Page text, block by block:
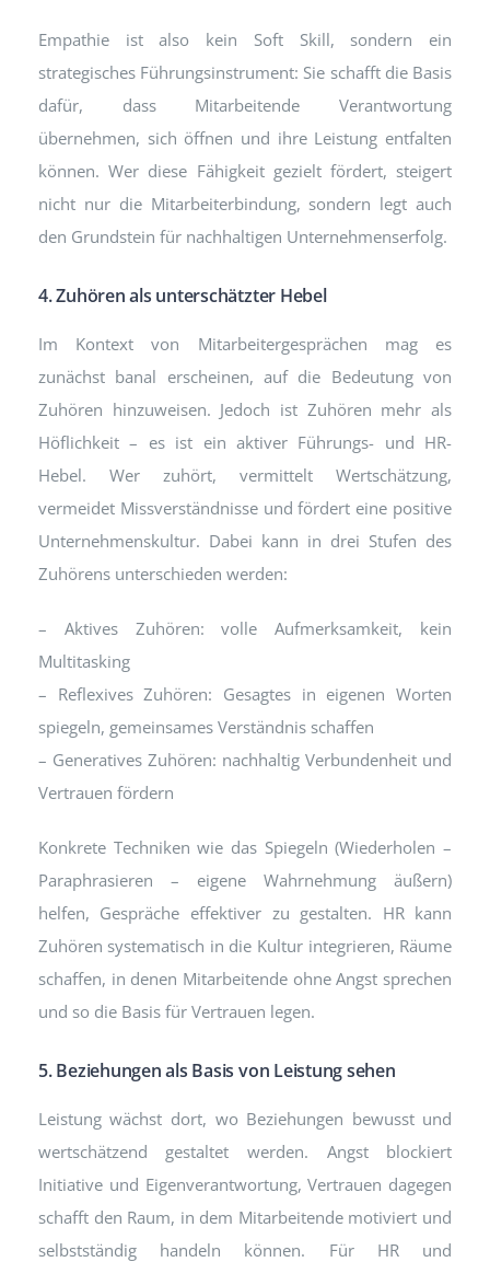
Empathie ist also kein Soft Skill, sondern ein
strategisches Führungsinstrument: Sie schafft die Basis
dafür, dass Mitarbeitende Verantwortung
übernehmen, sich öffnen und ihre Leistung entfalten
können. Wer diese Fähigkeit gezielt fördert, steigert
nicht nur die Mitarbeiterbindung, sondern legt auch
den Grundstein für nachhaltigen Unternehmenserfolg.
4. Zuhören als unterschätzter Hebel
Im Kontext von Mitarbeitergesprächen mag es
zunächst banal erscheinen, auf die Bedeutung von
Zuhören hinzuweisen. Jedoch ist Zuhören mehr als
Höflichkeit – es ist ein aktiver Führungs- und HR-
Hebel. Wer zuhört, vermittelt Wertschätzung,
vermeidet Missverständnisse und fördert eine positive
Unternehmenskultur. Dabei kann in drei Stufen des
Zuhörens unterschieden werden:
– Aktives Zuhören: volle Aufmerksamkeit, kein
Multitasking
– Reflexives Zuhören: Gesagtes in eigenen Worten
spiegeln, gemeinsames Verständnis schaffen
– Generatives Zuhören: nachhaltig Verbundenheit und
Vertrauen fördern
Konkrete Techniken wie das Spiegeln (Wiederholen –
Paraphrasieren – eigene Wahrnehmung äußern)
helfen, Gespräche effektiver zu gestalten. HR kann
Zuhören systematisch in die Kultur integrieren, Räume
schaffen, in denen Mitarbeitende ohne Angst sprechen
und so die Basis für Vertrauen legen.
5. Beziehungen als Basis von Leistung sehen
Leistung wächst dort, wo Beziehungen bewusst und
wertschätzend gestaltet werden. Angst blockiert
Initiative und Eigenverantwortung, Vertrauen dagegen
schafft den Raum, in dem Mitarbeitende motiviert und
selbstständig handeln können. Für HR und